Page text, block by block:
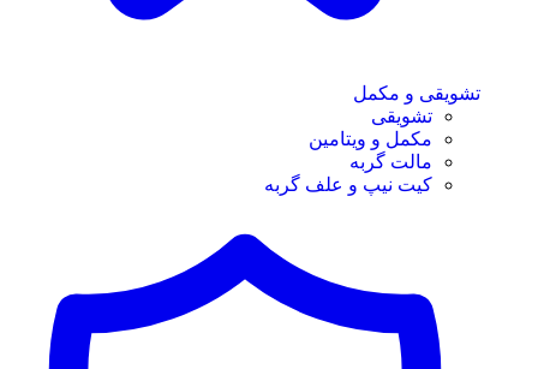
تشویقی و مکمل
تشویقی
مکمل و ویتامین
مالت گربه
کیت نیپ و علف گربه